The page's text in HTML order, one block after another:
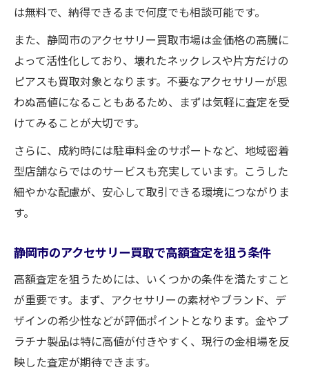
は無料で、納得できるまで何度でも相談可能です。
また、静岡市のアクセサリー買取市場は金価格の高騰に
よって活性化しており、壊れたネックレスや片方だけの
ピアスも買取対象となります。不要なアクセサリーが思
わぬ高値になることもあるため、まずは気軽に査定を受
けてみることが大切です。
さらに、成約時には駐車料金のサポートなど、地域密着
型店舗ならではのサービスも充実しています。こうした
細やかな配慮が、安心して取引できる環境につながりま
す。
静岡市のアクセサリー買取で高額査定を狙う条件
高額査定を狙うためには、いくつかの条件を満たすこと
が重要です。まず、アクセサリーの素材やブランド、デ
ザインの希少性などが評価ポイントとなります。金やプ
ラチナ製品は特に高値が付きやすく、現行の金相場を反
映した査定が期待できます。